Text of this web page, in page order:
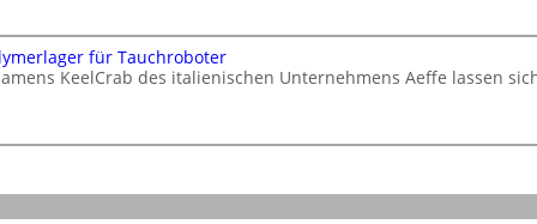
für Tauchroboter
KeelCrab des italienischen Unternehmens Aeffe lassen